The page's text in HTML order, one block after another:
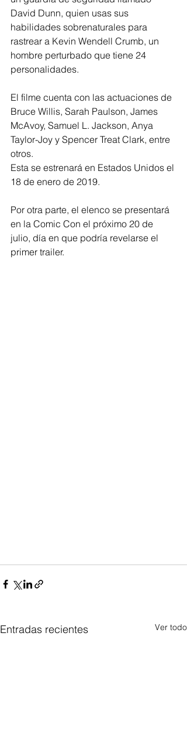
David Dunn, quien usas sus
habilidades sobrenaturales para
rastrear a Kevin Wendell Crumb, un
hombre perturbado que tiene 24
personalidades.
El filme cuenta con las actuaciones de
Bruce Willis, Sarah Paulson, James
McAvoy, Samuel L. Jackson, Anya
Taylor-Joy y Spencer Treat Clark, entre
otros.
Esta se estrenará en Estados Unidos el
18 de enero de 2019.
Por otra parte, el elenco se presentará
en la Comic Con el próximo 20 de
julio, día en que podría revelarse el
primer trailer.
Entradas recientes Ver todo